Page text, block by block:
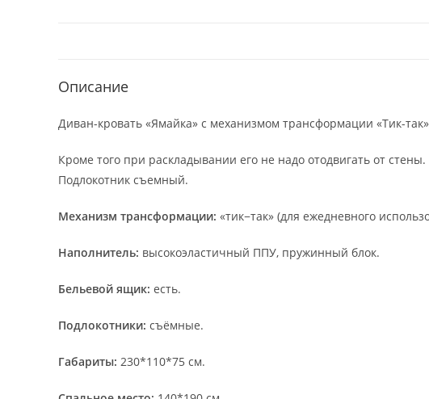
Описание
Диван-кровать «Ямайка» с механизмом трансформации «Тик-
Кроме того при раскладывании его не надо отодвигать от
Подлокотник съемный.
Механизм трансформации: «тик−так» (для ежедневного
Наполнитель: высокоэластичный ППУ, пружинный блок.
Бельевой ящик: есть.
Подлокотники: съёмные.
Габариты: 230*110*75 см.